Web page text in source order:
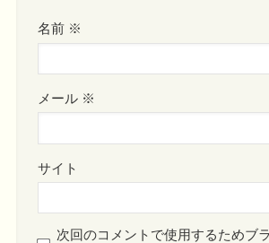
名前 ※
メール ※
サイト
次回のコメントで使用するためブ